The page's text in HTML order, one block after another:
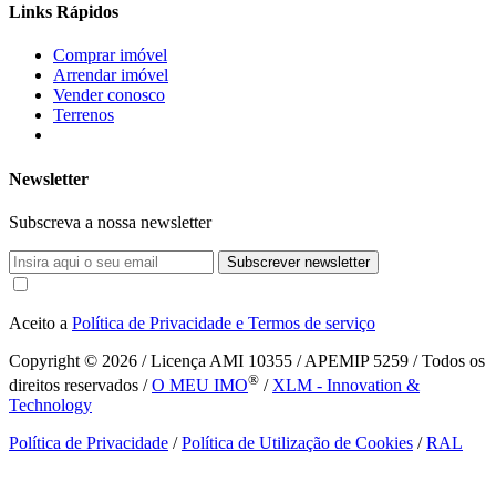
Links Rápidos
Comprar imóvel
Arrendar imóvel
Vender conosco
Terrenos
Newsletter
Subscreva a nossa newsletter
Subscrever newsletter
Aceito a Política de Privacidade e Termos de serviço
Copyright © 2026 / Licença AMI 10355 / APEMIP 5259 / Todos os
direitos reservados /O MEU IMO® / XLM - Innovation &
Technology
Política de Privacidade /Política de Utilização de Cookies /RAL